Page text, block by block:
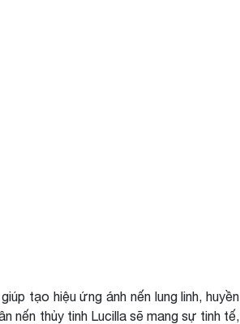
tạo hiệu ứng ánh nến lung linh, huyền
nến thủy tinh Lucilla sẽ mang sự tinh tế,